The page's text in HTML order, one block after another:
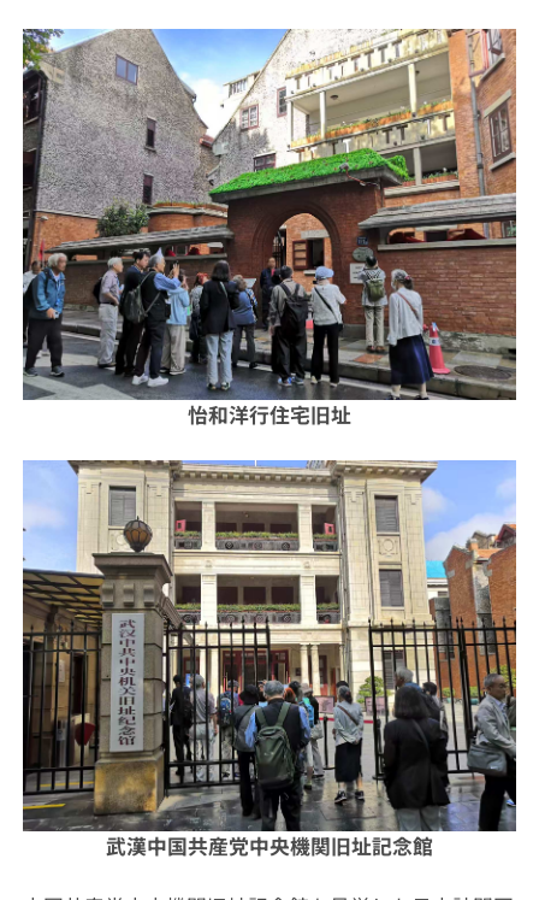
怡和洋行住宅旧址
武漢中国共産党中央機関旧址記念館